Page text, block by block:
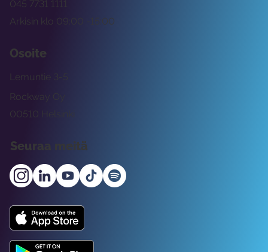
Arkisin klo 09:00 -15:00
045 7731 1111
Osoite
Rockway Oy
Lemuntie 3-5
00510 Helsinki
Seuraa meitä